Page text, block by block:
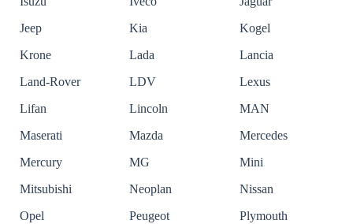
Jeep
Kia
Kogel
Krone
Lada
Lancia
Land-Rover
LDV
Lexus
Lifan
Lincoln
MAN
Maserati
Mazda
Mercedes
Mercury
MG
Mini
Mitsubishi
Neoplan
Nissan
Opel
Peugeot
Plymouth